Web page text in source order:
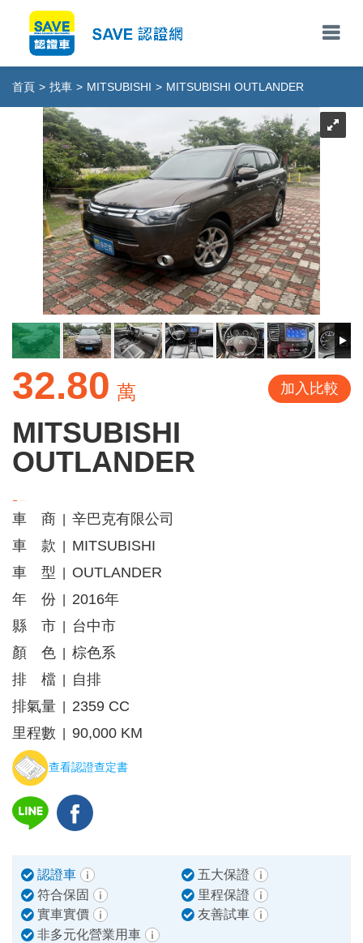
首頁 > 找車 > MITSUBISHI > MITSUBISHI OUTLANDER
32.80 萬 加入比較
MITSUBISHI
OUTLANDER
車 商
辛巴克有限公司
車 款
MITSUBISHI
車 型
OUTLANDER
年 份
2016年
縣 市
台中市
顏 色
棕色系
排 檔
自排
排氣量
2359 CC
里程數
90,000 KM
查看認證查定書
認證車
五大保證
符合保固
里程保證
實車實價
友善試車
非多元化營業用車